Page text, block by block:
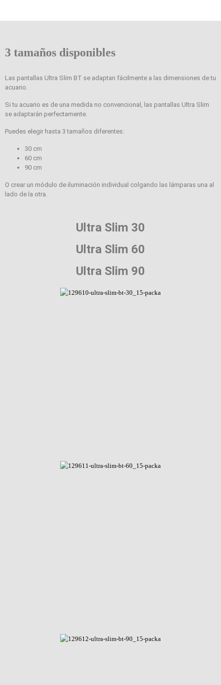
3 tamaños disponibles
Las pantallas Ultra Slim BT se adaptan fácilmente a las dimensiones de tu
acuario.
Si tu acuario es de una medida no convencional, las pantallas Ultra Slim
se adaptarán perfectamente.
Puedes elegir hasta 3 tamaños diferentes:
30 cm
60 cm
90 cm
O crear un módulo de iluminación individual colgando las lámparas una al
lado de la otra.
Ultra Slim 30
Ultra Slim 60
Ultra Slim 90